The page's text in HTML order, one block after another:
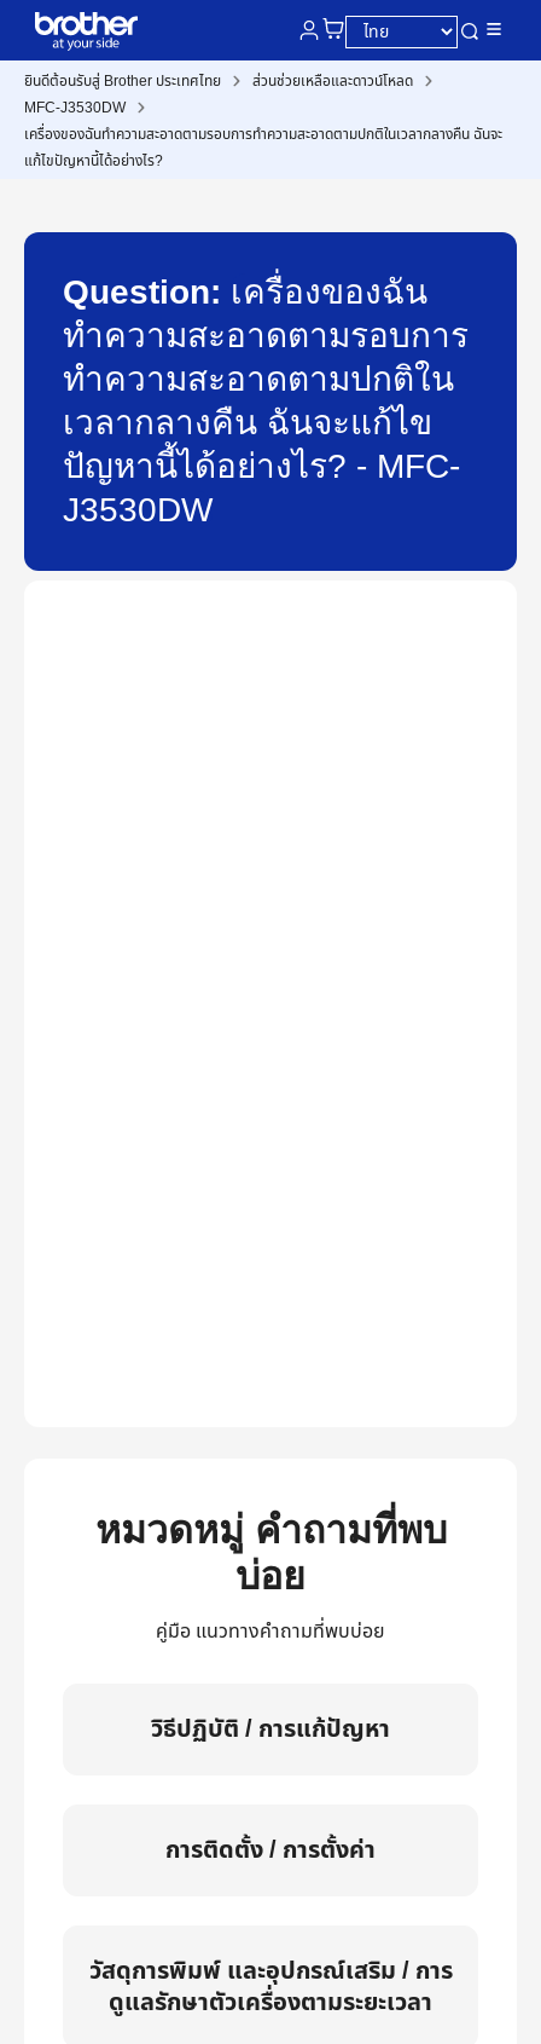
ยินดีต้อนรับสู่ Brother ประเทศไทย
ส่วนช่วยเหลือและดาวน์โหลด
MFC-J3530DW
เครื่องของฉันทำความสะอาดตามรอบการทำความสะอาดตามปกติในเวลากลางคืน ฉันจะ
แก้ไขปัญหานี้ได้อย่างไร?
Question: เครื่องของฉัน
ทำความสะอาดตามรอบการ
ทำความสะอาดตามปกติใน
เวลากลางคืน ฉันจะแก้ไข
ปัญหานี้ได้อย่างไร? - MFC-
J3530DW
หมวดหมู่ คำถามที่พบ
บ่อย
คู่มือ แนวทางคำถามที่พบบ่อย
วิธีปฏิบัติ / การแก้ปัญหา
การติดตั้ง / การตั้งค่า
วัสดุการพิมพ์ และอุปกรณ์เสริม / การ
ดูแลรักษาตัวเครื่องตามระยะเวลา